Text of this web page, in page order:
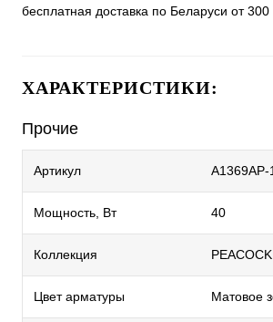
бесплатная доставка по Беларуси от 300
ХАРАКТЕРИСТИКИ:
Прочие
Артикул A1369AP-
Мощность, Вт 40
Коллекция PEACOCK
Цвет арматуры Матовое